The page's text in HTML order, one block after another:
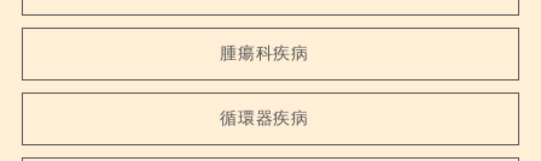
腫瘍科疾病
循環器疾病